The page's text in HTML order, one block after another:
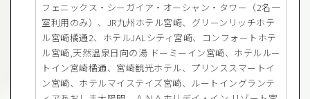
フェニックス・シーガイア・オーシャン・タワー（2名一
室利用のみ）、JR九州ホテル宮崎、グリーンリッチホテ
ル宮崎橘通2、ホテルJALシティ宮崎、コンフォートホテ
ル宮崎,天然温泉日向の湯 ドーミーイン宮崎、ホテルルー
トイン宮崎橘通、宮崎観光ホテル、プリンススマートイ
ン宮崎、ホテルマイステイズ宮崎、ルートイングランテ